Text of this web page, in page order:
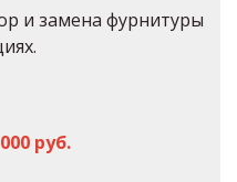
и замена фурнитуры
руб.